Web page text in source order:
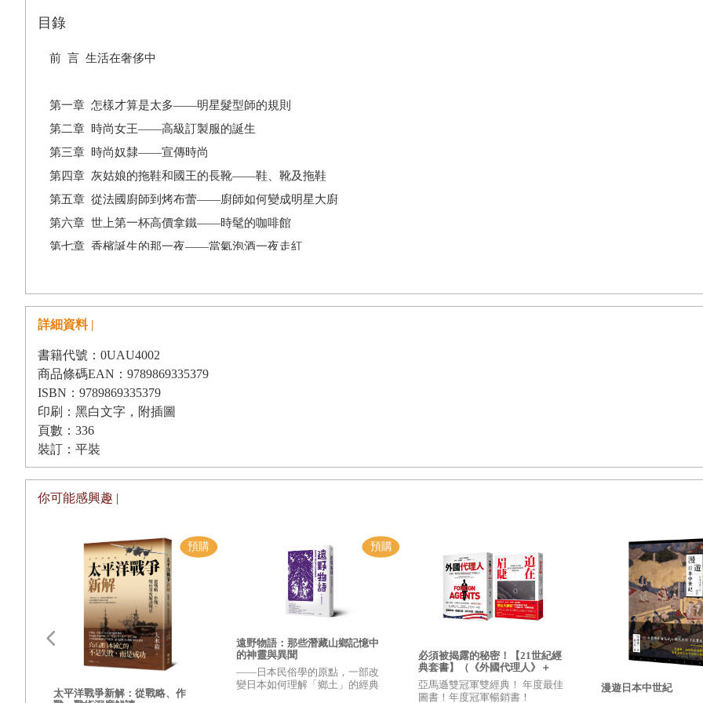
目錄
前 言 生活在奢侈中
第一章 怎樣才算是太多——明星髮型師的規則
第二章 時尚女王——高級訂製服的誕生
第三章 時尚奴隸——宣傳時尚
第四章 灰姑娘的拖鞋和國王的長靴——鞋、靴及拖鞋
第五章 從法國廚師到烤布蕾——廚師如何變成明星大廚
第六章 世上第一杯高價拿鐵——時髦的咖啡館
第七章 香檳誕生的那一夜——當氣泡酒一夜走紅
第九章 象徵權力的鏡子——光芒背後的工藝
第十章 明光之城——從街燈到夜生活
第十二章 購物新型態——骨董、高級家具、室內裝飾
第十三章 香甜如花的國王——香水、化妝品和梳洗
尾 聲 最輝煌的派對——凡爾賽風格的娛樂方式
謝詞
參考書目
生活在奢侈中
為什麼全世界都堅信，只有當香檳的軟木塞「啵」一聲地打開時，意義特別的場合才算真正特別？要是這瓶泡沫四溢的酒
貨的話，那這場合又是更加特別？為什麼鑽石這種象徵地位的寶石能夠如此凸顯財富、權力甚至忠貞的愛情？是什麼讓時尚迷
某一名牌飾品——例如一只奢華的提包——能成為自己時尚品味的最佳明證、而且願意而四處搜尋，甚至不惜等上漫長時間，
錢財？為什麼一個聲名遠播、獨一無二的髮型師對心智健全的大多數人來說這麼重要，彷彿寧可使盡手段，也絕不讓缺乏魔力
詳細資料 |
書籍代號：0UAU4002
商品條碼EAN：9789869335379
ISBN：9789869335379
印刷：黑白文字，附插圖
頁數：336
裝訂：平裝
你可能感興趣 |
太平洋戰爭新解：從戰略、作
遠野物語：那些潛藏山鄉記憶中
的神靈與異聞
——日本民俗學的原點，一部改
變日本如何理解「鄉土」的經典
必須被揭露的秘密！【21世紀經
典套書】（《外國代理人》＋
《迫在眉睫》）
亞馬遜雙冠軍雙經典！ 年度最佳
圖書！年度冠軍暢銷書！
漫遊日本中世紀